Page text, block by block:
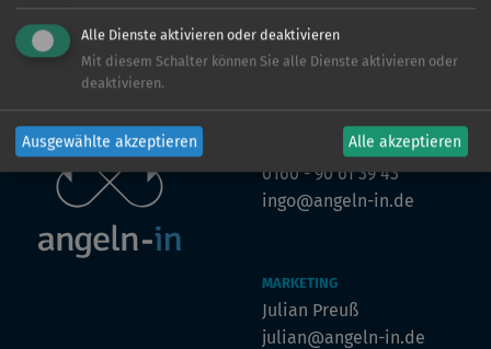
Ingo de Jonge
0160 - 90 61 39 43
ingo@angeln-in.de
MARKETING
Julian Preuß
julian@angeln-in.de
Alle Dienste aktivieren oder deaktivieren
Mit diesem Schalter können Sie alle Dienste aktivieren oder
deaktivieren.
Ausgewählte akzeptieren Alle akzeptieren